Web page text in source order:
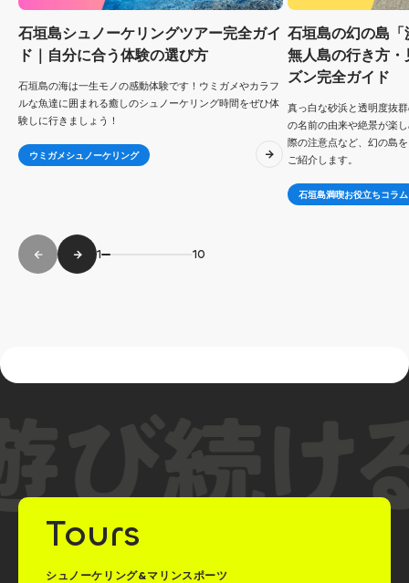
石垣島シュノーケリングツアー完全ガイ
ド｜自分に合う体験の選び方
石垣島の海は一生モノの感動体験です！ウミガメやカラフ
ルな魚達に囲まれる癒しのシュノーケリング時間をぜひ体
験しに行きましょう！
ウミガメシュノーケリング
石垣島の幻の島
無人島の行き方
ズン完全ガイド
真っ白な砂浜と透明度抜
の名前の由来や絶景が楽
際の注意点など、幻の島
ご紹介します。
石垣島満喫お役立ちコラム
1 10
Tours
シュノーケリング&マリンスポーツ